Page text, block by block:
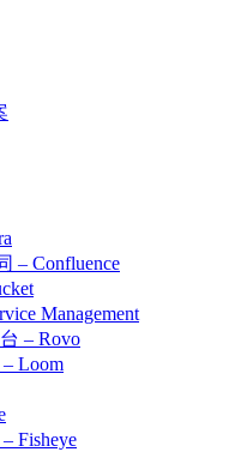
– Confluence
Management
– Rovo
Loom
Fisheye